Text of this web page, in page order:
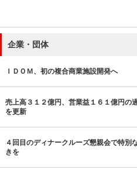
企業・団体
ＩＤＯＭ、初の複合商業施設開発へ
売上高３１２億円、営業益１６１億円の
を更新
４回目のディナークルーズ懇親会で特別
きを